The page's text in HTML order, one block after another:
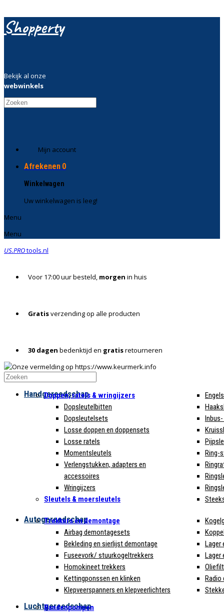
Shopperty
Bekijk al onze
webwinkels
Mijn account
Afrekenen 0
Winkelwagen
Uw winkelwagen is leeg!
Menu
Menu
US.PROtools.nl
Voor 17:00 uur besteld, morgen in huis
Gratisverzending op alle producten
30 dagen bedenktijd en gratisretourneren
Handgereedschap
Doppen, ratels & wringijzers
Dopsleutelbitten
Dopsleutelsets
Losse doppen en doppensets
Losse ratels
Momentsleutels
Verlengstukken, adapters en
accessoires
Wringijzers
Sleutels & moersleutels
Ring-
Autogereedschap
Trekkers en demontage
Airbag demontagesets
Bekleding en sierlijst demontage
Fuseevork/ stuurkogeltrekkers
Homokineet trekkers
Kettingponssen en klinken
Klepveerspanners en klepveerlichters
Lager
Lager
Radio
Luchtgereedschap
Bandenpompen